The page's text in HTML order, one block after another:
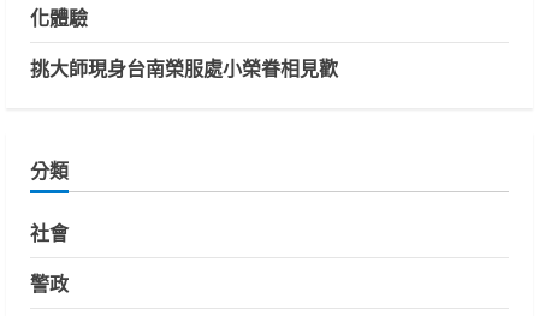
化體驗
挑大師現身台南榮服處小榮眷相見歡
分類
社會
警政